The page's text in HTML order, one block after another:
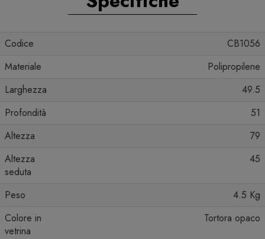
Codice
CB1056
Materiale
Polipropilene
Larghezza
49.5
Profondità
51
Altezza
79
Altezza
seduta
45
Peso
4.5 Kg
Colore in
vetrina
Tortora opaco